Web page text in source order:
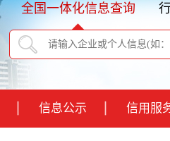
全国一体化信息查询
信息公示 信用服